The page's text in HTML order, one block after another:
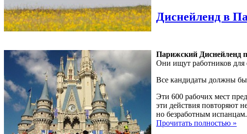
Диснейленд в
Парижский Диснейленд
Они ищут работников для
Все кандидаты должны
Эти 600 рабочих мест
эти действия повторяют
но безработным испанцам.
Прочитать полностью »